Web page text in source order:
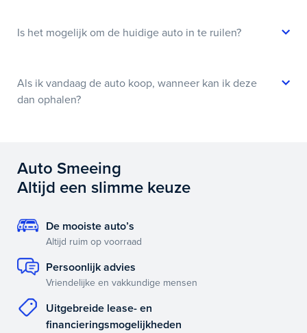
Is het mogelijk om de huidige auto in te ruilen?
Als ik vandaag de auto koop, wanneer kan ik deze
dan ophalen?
Auto Smeeing
Altijd een slimme keuze
De mooiste auto’s
Altijd ruim op voorraad
Persoonlijk advies
Vriendelijke en vakkundige mensen
Uitgebreide lease- en
financieringsmogelijkheden